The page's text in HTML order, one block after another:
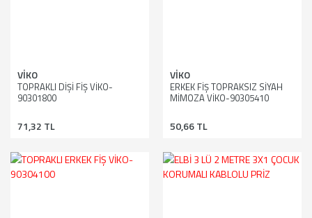
VİKO
TOPRAKLI DİŞİ FİŞ VİKO-
90301800
71,32 TL
VİKO
ERKEK FİŞ TOPRAKSIZ SİYAH
MİMOZA VİKO-90305410
50,66 TL